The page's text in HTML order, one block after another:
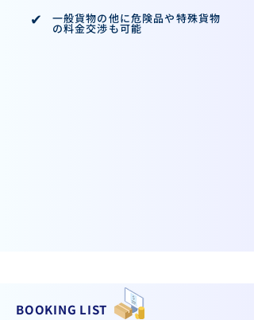
✔︎ 一般貨物の他に危険品や特殊貨物
の料金交渉も可能
BOOKING LIST